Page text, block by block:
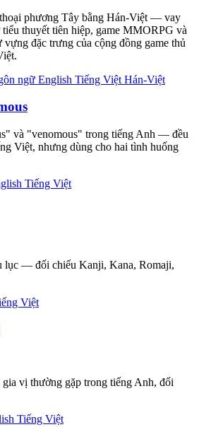
phương Tây bằng Hán-Việt — vay
thuyết tiên hiệp, game MMORPG và
đặc trưng của cộng đồng game thủ
ngữ English Tiếng Việt Hán-Việt
và "venomous" trong tiếng Anh — đều
Việt, nhưng dùng cho hai tình huống
Tiếng Việt
lục — đối chiếu Kanji, Kana, Romaji,
Việt
vị thường gặp trong tiếng Anh, đối
Tiếng Việt